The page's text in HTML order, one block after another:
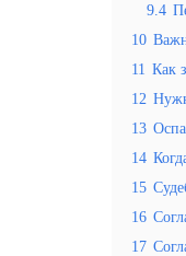
9.4
10
11 Как
12
13
14
15
16
17